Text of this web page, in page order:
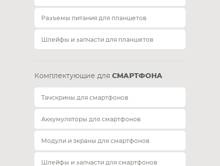
Разъемы питания для планшетов
Шлейфы и запчасти для планшетов
Комплектующие для СМАРТФОНА
Тачскрины для смартфонов
Аккумуляторы для смартфонов
Модули и экраны для смартфонов
Шлейфы и запчасти для смартфонов